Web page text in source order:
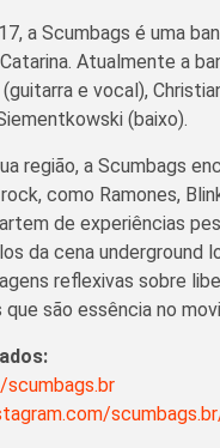
a Scumbags é uma
Atualmente a
e vocal),
(baixo).
região, a Scumbags
como Ramones,
de experiências
da cena underground
reflexivas sobre
são essência no